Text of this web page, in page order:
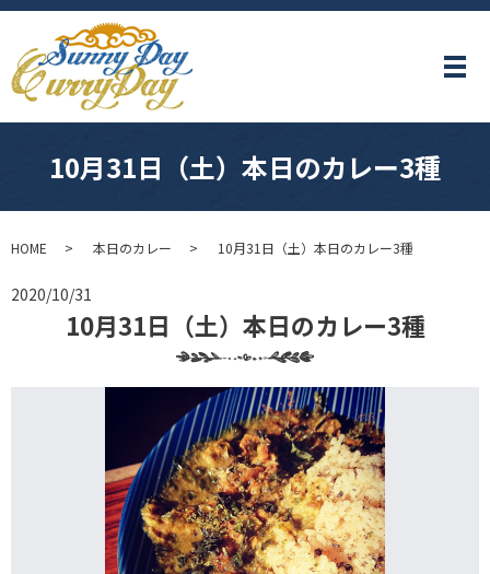
メ
10月31日（土）本日のカレー3種
HOME 本日のカレー 10月31日（土）本日のカレー3種
2020/10/31
10月31日（土）本日のカレー3種